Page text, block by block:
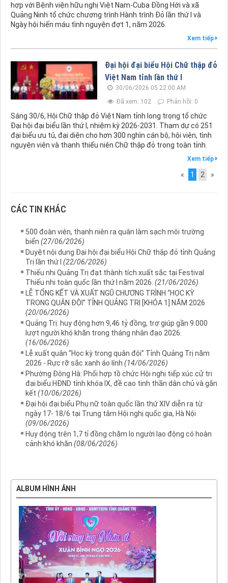
hợp với Bệnh viện hữu nghị Việt Nam-Cuba Đồng Hới và xã
Quảng Ninh tổ chức chương trình Hành trình Đỏ lần thứ I và
Ngày hội hiến máu tình nguyện đợt 1, năm 2026.
Xem tiếp
Đại hội đại biểu Hội Chữ thập đỏ
Việt Nam tỉnh lần thứ I
30/06/2026 05:22:00 AM
Đã xem: 102
Phản hồi: 0
Sáng 30/6, Hội Chữ thập đỏ Việt Nam tỉnh long trọng tổ chức
Đại hội đại biểu lần thứ I, nhiệm kỳ 2026-2031. Tham dự có 251
đại biểu ưu tú, đại diện cho hơn 300 nghìn cán bộ, hội viên, tình
nguyện viên và thanh thiếu niên Chữ thập đỏ trong toàn tỉnh.
Xem tiếp
« 1 2 »
CÁC TIN KHÁC
500 đoàn viên, thanh niên ra quân làm sạch môi trường
biển (27/06/2026)
Duyệt nội dung Đại hội đại biểu Hội Chữ thập đỏ tỉnh Quảng
Trị lần thứ I (22/06/2026)
Thiếu nhi Quảng Trị đạt thành tích xuất sắc tại Festival
Thiếu nhi toàn quốc lần thứ I năm 2026. (21/06/2026)
LỄ TỔNG KẾT VÀ XUẤT NGŨ CHƯƠNG TRÌNH “HỌC KỲ
TRONG QUÂN ĐỘI” TỈNH QUẢNG TRỊ [KHÓA 1] NĂM 2026
(20/06/2026)
Quảng Trị: huy động hơn 9,46 tỷ đồng, trợ giúp gần 9.000
lượt người khó khăn trong tháng nhân đạo 2026.
(16/06/2026)
Lễ xuất quân “Học kỳ trong quân đội” Tỉnh Quảng Trị năm
2026 - Rực rỡ sắc xanh áo lính (14/06/2026)
Phường Đông Hà: Phối hợp tồ chức Hội nghị tiếp xúc cử tri
đại biểu HĐND tỉnh khóa IX, đề cao tinh thần dân chủ và gắn
kết (10/06/2026)
Đại hội đại biểu Phụ nữ toàn quốc lần thứ XIV diễn ra từ
ngày 17- 18/6 tại Trung tâm Hội nghị quốc gia, Hà Nội
(09/06/2026)
Huy động trên 1,7 tỉ đồng chăm lo người lao động có hoàn
cảnh khó khăn (08/06/2026)
ALBUM HÌNH ẢNH